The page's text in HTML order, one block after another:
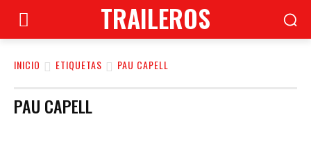
TRAILEROS
INICIO ETIQUETAS PAU CAPELL
PAU CAPELL